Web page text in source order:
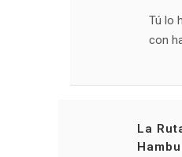
Tú lo
con
La